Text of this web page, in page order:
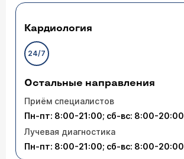
Кардиология
24/7
Остальные направления
Приём специалистов
Пн-пт: 8:00-21:00; сб-вс: 8:00-20:00
Лучевая диагностика
Пн-пт: 8:00-21:00; сб-вс: 8:00-20:00